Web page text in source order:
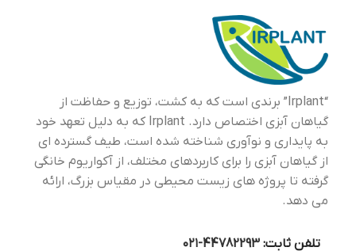
می گیرند، تشکیل گیاهان کوچک
وجدیدی را می دهد. این گیاه به
طور قابل ملاحظه ای از لحاظ
شکل برگ و رنگ متفاوت است
وتا حدی خصوصیات آن به نور
ارائه شده بستگی دارد. در
صورتی که با ریزش برگ های
قدیمی گیاه در آکواریوم مواجه
شدید حتمان باید از مواد غذایی
مخصوص گیاهان آبزی برای
بهبود آن استفاد کنید
“Irplant” برندی است که به کشت، توزیع و حفاظت از
گیاهان آبزی اختصاص دارد. Irplant که به دلیل تعهد خود
به پایداری و نوآوری شناخته شده است، طیف گسترده ای
از گیاهان آبزی را برای کاربردهای مختلف، از آکواریوم خانگی
گرفته تا پروژه های زیست محیطی در مقیاس بزرگ، ارائه
می دهد.
تلفن ثابت:44782293-۰۲۱